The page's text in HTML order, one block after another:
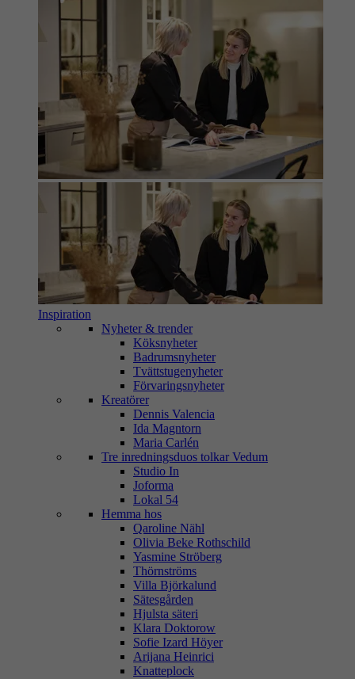
Inspiration
Nyheter & trender
Köksnyheter
Badrumsnyheter
Tvättstugenyheter
Förvaringsnyheter
Kreatörer
Dennis Valencia
Ida Magntorn
Maria Carlén
Tre inredningsduos tolkar Vedum
Studio In
Joforma
Lokal 54
Hemma hos
Qaroline Nähl
Olivia Beke Rothschild
Yasmine Ströberg
Thörnströms
Villa Björkalund
Sätesgården
Hjulsta säteri
Klara Doktorow
Sofie Izard Höyer
Arijana Heinrici
Knatteplock